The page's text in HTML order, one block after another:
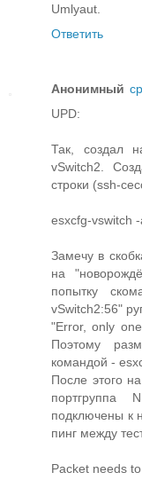
Umlyaut.
Ответить
Анонимный
UPD:
Так, создал
vSwitch2.
строки (ssh-
esxcfg-vswitch
Замечу в
на
попытку
vSwitch2:56"
"Error, only
Поэтому
командой -
После этого
портгруппа
подключены к
пинг между
Packet needs